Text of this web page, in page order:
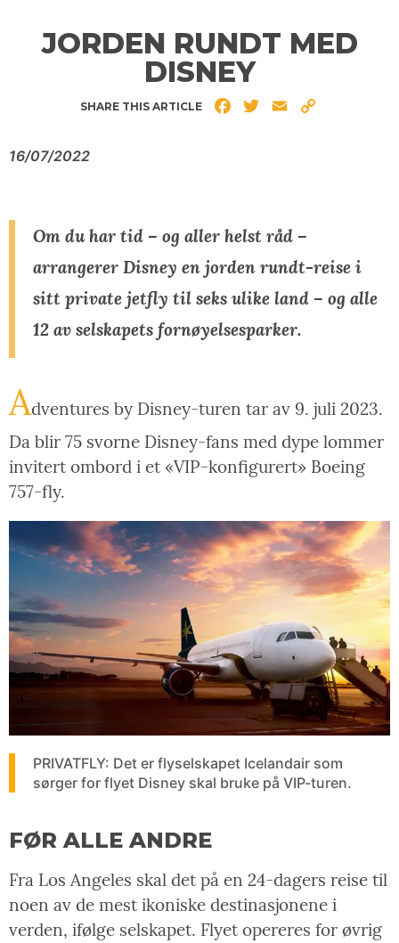
JORDEN RUNDT MED
DISNEY
SHARE THIS ARTICLE FacebookTwitterEmail
16/07/2022
Om du har tid – og aller helst råd –
arrangerer Disney en jorden rundt-reise i
sitt private jetfly til seks ulike land – og alle
12 av selskapets fornøyelsesparker.
Adventures by Disney-turen tar av 9. juli 2023.
Da blir 75 svorne Disney-fans med dype lommer
invitert ombord i et «VIP-konfigurert» Boeing
757-fly.
PRIVATFLY: Det er flyselskapet Icelandair som
sørger for flyet Disney skal bruke på VIP-turen.
FØR ALLE ANDRE
Fra Los Angeles skal det på en 24-dagers reise til
noen av de mest ikoniske destinasjonene i
verden, ifølge selskapet. Flyet opereres for øvrig